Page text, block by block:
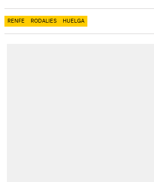
RENFE RODALIES HUELGA